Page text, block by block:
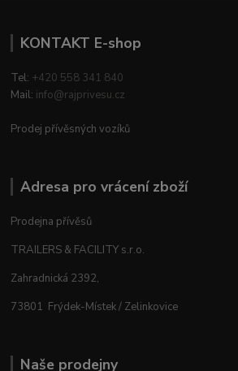
KONTAKT E-shop
Tel: +420 558 341 840
Mail: info@rajprivesu.cz
Prodej přívěsných vozíků
Adresa pro vrácení zboží
Prodejna přívěsů
TRAILERS & FACILITY s.r.o.
Zahradnická 2392,
73801 Frýdek-Místek / Zelinkovice
Naše prodejny